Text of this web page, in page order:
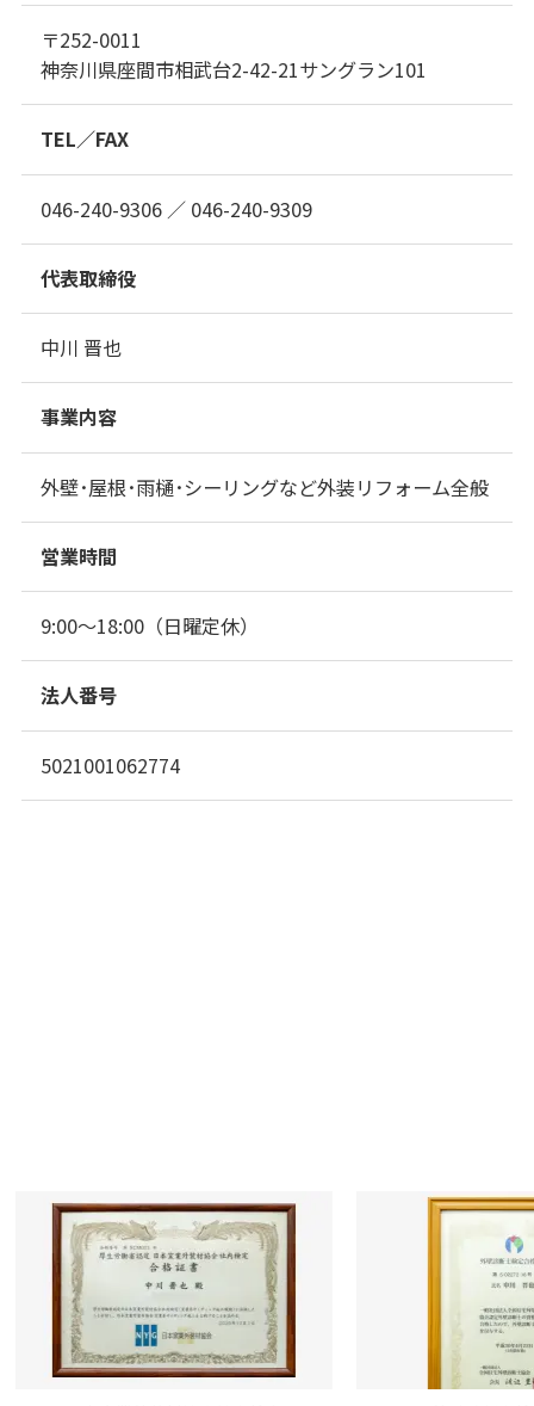
〒252-0011
神奈川県座間市相武台2-42-21サングラン101
TEL／FAX
046-240-9306 ／ 046-240-9309
代表取締役
中川 晋也
事業内容
外壁･屋根･雨樋･シーリングなど外装リフォーム全般
営業時間
9:00～18:00（日曜定休）
法人番号
5021001062774